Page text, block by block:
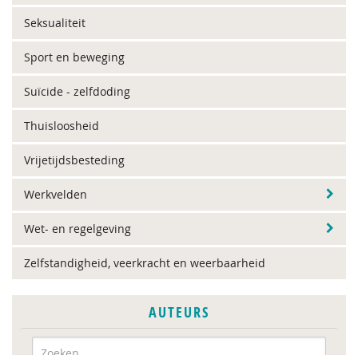
Seksualiteit
Sport en beweging
Suïcide - zelfdoding
Thuisloosheid
Vrijetijdsbesteding
Werkvelden
Wet- en regelgeving
Zelfstandigheid, veerkracht en weerbaarheid
AUTEURS